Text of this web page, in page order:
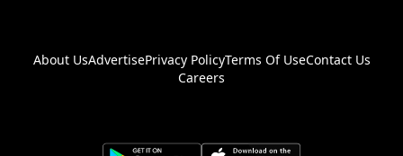
About UsAdvertisePrivacy PolicyTerms Of UseContact Us
Careers